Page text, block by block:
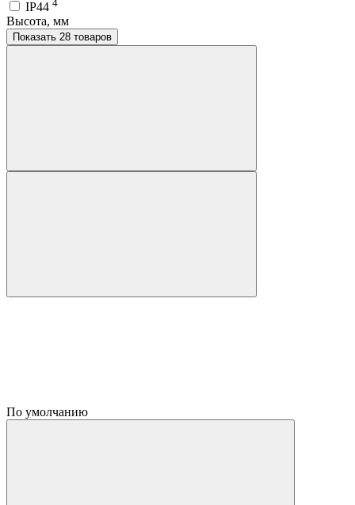
IP44
Высота, мм
Показать 28 товаров
По умолчанию